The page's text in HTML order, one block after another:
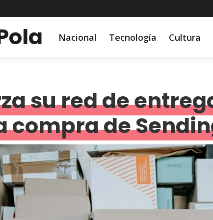
Nacional Tecnología Cultura
su red de
compra de